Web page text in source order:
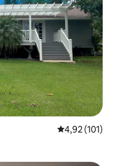
4,92 de uma
4,92 (101)